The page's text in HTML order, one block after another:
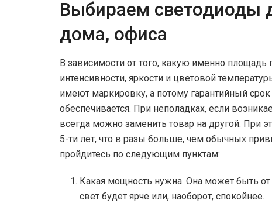
Выбираем светодиоды
дома, офиса
В зависимости от того, какую именно
интенсивности, яркости и цветовой
имеют маркировку, а потому гарантийный
обеспечивается. При неполадках, если
всегда можно заменить товар на другой. При
5-ти лет, что в разы больше, чем обычных
пройдитесь по следующим пунктам:
Какая мощность нужна. Она может быть от
свет будет ярче или, наоборот, спокойнее.